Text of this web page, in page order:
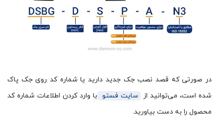
در صورتی که قصد نصب جک جدید دارید یا شماره کد روی جک پاک
شده است، می‌توانید از
سایت فستو با وارد کردن اطلاعات شماره کد
محصول را به دست بیاورید.